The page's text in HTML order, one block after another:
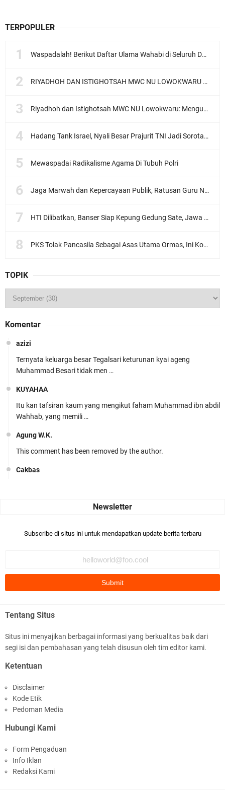
TERPOPULER
Waspadalah! Berikut Daftar Ulama Wahabi di Seluruh Dunia dan Karya-karyanya
RIYADHOH DAN ISTIGHOTSAH MWC NU LOWOKWARU Menyambut Muktamar NU ke-35, Meneguhkan Sanad Laku Para Muassis
Riyadhoh dan Istighotsah MWC NU Lowokwaru: Menguatkan Doa, Menjalin Ukhuwah Menyambut Muktamar NU ke-35
Hadang Tank Israel, Nyali Besar Prajurit TNI Jadi Sorotan Dunia
Mewaspadai Radikalisme Agama Di Tubuh Polri
Jaga Marwah dan Kepercayaan Publik, Ratusan Guru Ngaji Kota Malang Serukan Deklarasi Ramah Anak
HTI Dilibatkan, Banser Siap Kepung Gedung Sate, Jawa Barat
PKS Tolak Pancasila Sebagai Asas Utama Ormas, Ini Komentar PBNU
TOPIK
Komentar
azizi
Ternyata keluarga besar Tegalsari keturunan kyai ageng
Muhammad Besari tidak men …
KUYAHAA
Itu kan tafsiran kaum yang mengikut faham Muhammad ibn abdil
Wahhab, yang memili …
Agung W.K.
This comment has been removed by the author.
Cakbas
Bismillaah semoga pembuat artikel Alloh berikan pemahaman yg
Ada sejumlah pertanyaan kepada Anda dan jawablah dengan
mengikuti ust. K …
Anonymous
Anonymous
It has proved a key customer retention tool for sports activities
guide operator …
Subscribe di situs ini untuk mendapatkan update berita terbaru
Tentang Situs
Situs ini menyajikan berbagai informasi yang berkualitas baik dari
segi isi dan pembahasan yang telah disusun oleh tim editor kami.
Ketentuan
Disclaimer
Kode Etik
Pedoman Media
Hubungi Kami
Form Pengaduan
Info Iklan
Redaksi Kami